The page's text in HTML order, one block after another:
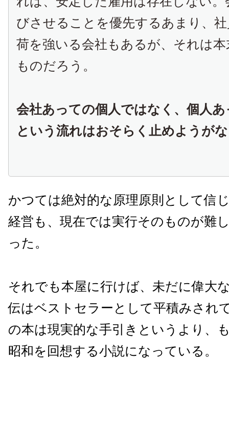
びさせることを優先するあまり、
荷を強いる会社もあるが、それは
ものだろう。
会社あっての個人ではなく、個人
という流れはおそらく止めようが
かつては絶対的な原理原則として信
経営も、現在では実行そのものが難
った。
それでも本屋に行けば、未だに偉大
伝はベストセラーとして平積みされ
の本は現実的な手引きというより、
昭和を回想する小説になっている。